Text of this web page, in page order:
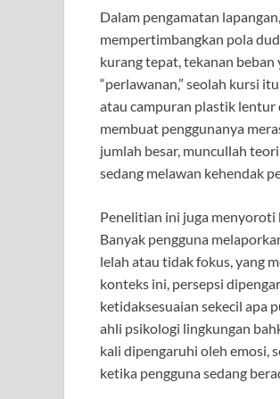
Dalam pengamatan
mempertimbangkan pola
kurang tepat, tekanan
“perlawanan,” seolah kursi
atau campuran plastik lentur
membuat penggunanya
jumlah besar, muncullah
sedang melawan kehendak
Penelitian ini juga
Banyak pengguna
lelah atau tidak fokus, yang
konteks ini, persepsi
ketidaksesuaian sekecil apa
ahli psikologi lingkungan
kali dipengaruhi oleh emosi,
ketika pengguna sedang